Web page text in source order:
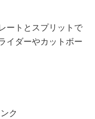
ートとスプリットで
イダーやカットボー
ク